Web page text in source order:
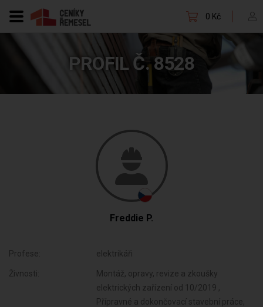
0 Kč
PROFIL Č. 8528
Freddie P.
Profese: elektrikáři
Živnosti:
Montáž, opravy, revize a zkoušky
elektrických zařízení od 10/2019 ,
Přípravné a dokončovací stavební práce,